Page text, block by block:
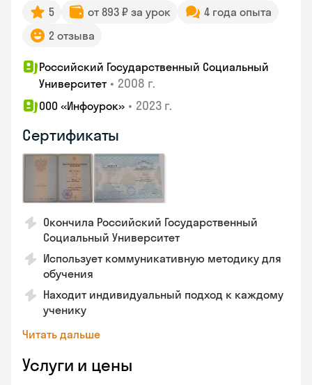
5 от 893 ₽ за урок
4 года опыта
2 отзыва
Российский Государственный Социальный
Университет • 2008 г.
ООО «Инфоурок» • 2023 г.
Сертификаты
Окончила Российский Государственный
Социальный Университет
Использует коммуникативную методику для
обучения
Находит индивидуальный подход к каждому
ученику
Читать дальше
Услуги и цены